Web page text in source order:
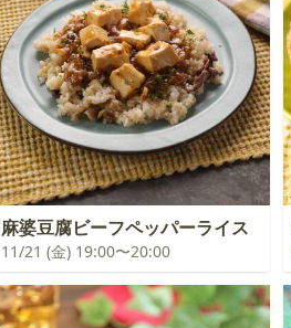
麻婆豆腐ビーフペッパーライス
11/21 (金) 19:00〜20:00